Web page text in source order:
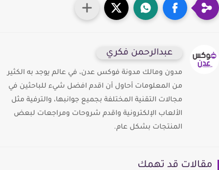
عبدالرحمن فكري
مدون ومالك مدونة فوكس عدن، في عالم يوجد به الكثير
من المعلومات أحاول أن اقدم افضل شيء للباحثين في
مجالات التقنية المختلفة بجميع جوانبها، والترفية مثل
الألعاب الإلكترونية واقدم شروحات ومراجعات لبعض
المنتجات بشكل عام.
قد تهمك